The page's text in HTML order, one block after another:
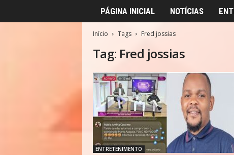
PÁGINA INICIAL NOTÍCIAS
Início Tags Fred jossias
Tag: Fred jossias
ENTRETENIMENTO